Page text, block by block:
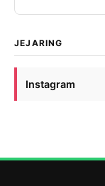
JEJARING
Instagram